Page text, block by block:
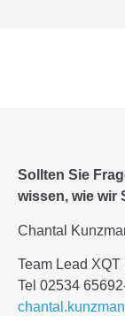
Sollten Sie
wissen, wie wir
Chantal
Team Lead XQT
Tel 02534